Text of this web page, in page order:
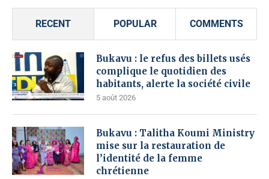
RECENT POPULAR COMMENTS
Bukavu : le refus des billets usés
complique le quotidien des
habitants, alerte la société civile
5 août 2026
Bukavu : Talitha Koumi Ministry
mise sur la restauration de
l’identité de la femme
chrétienne